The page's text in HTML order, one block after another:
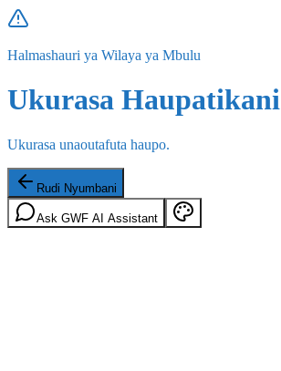
Halmashauri ya Wilaya ya Mbulu
Ukurasa Haupatikani
Ukurasa unaoutafuta haupo.
Rudi Nyumbani
Ask GWF AI Assistant